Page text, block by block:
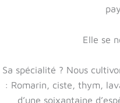
Elle se
Sa spécialité ? Nous
: Romarin, ciste, thym,
d’une soixantaine